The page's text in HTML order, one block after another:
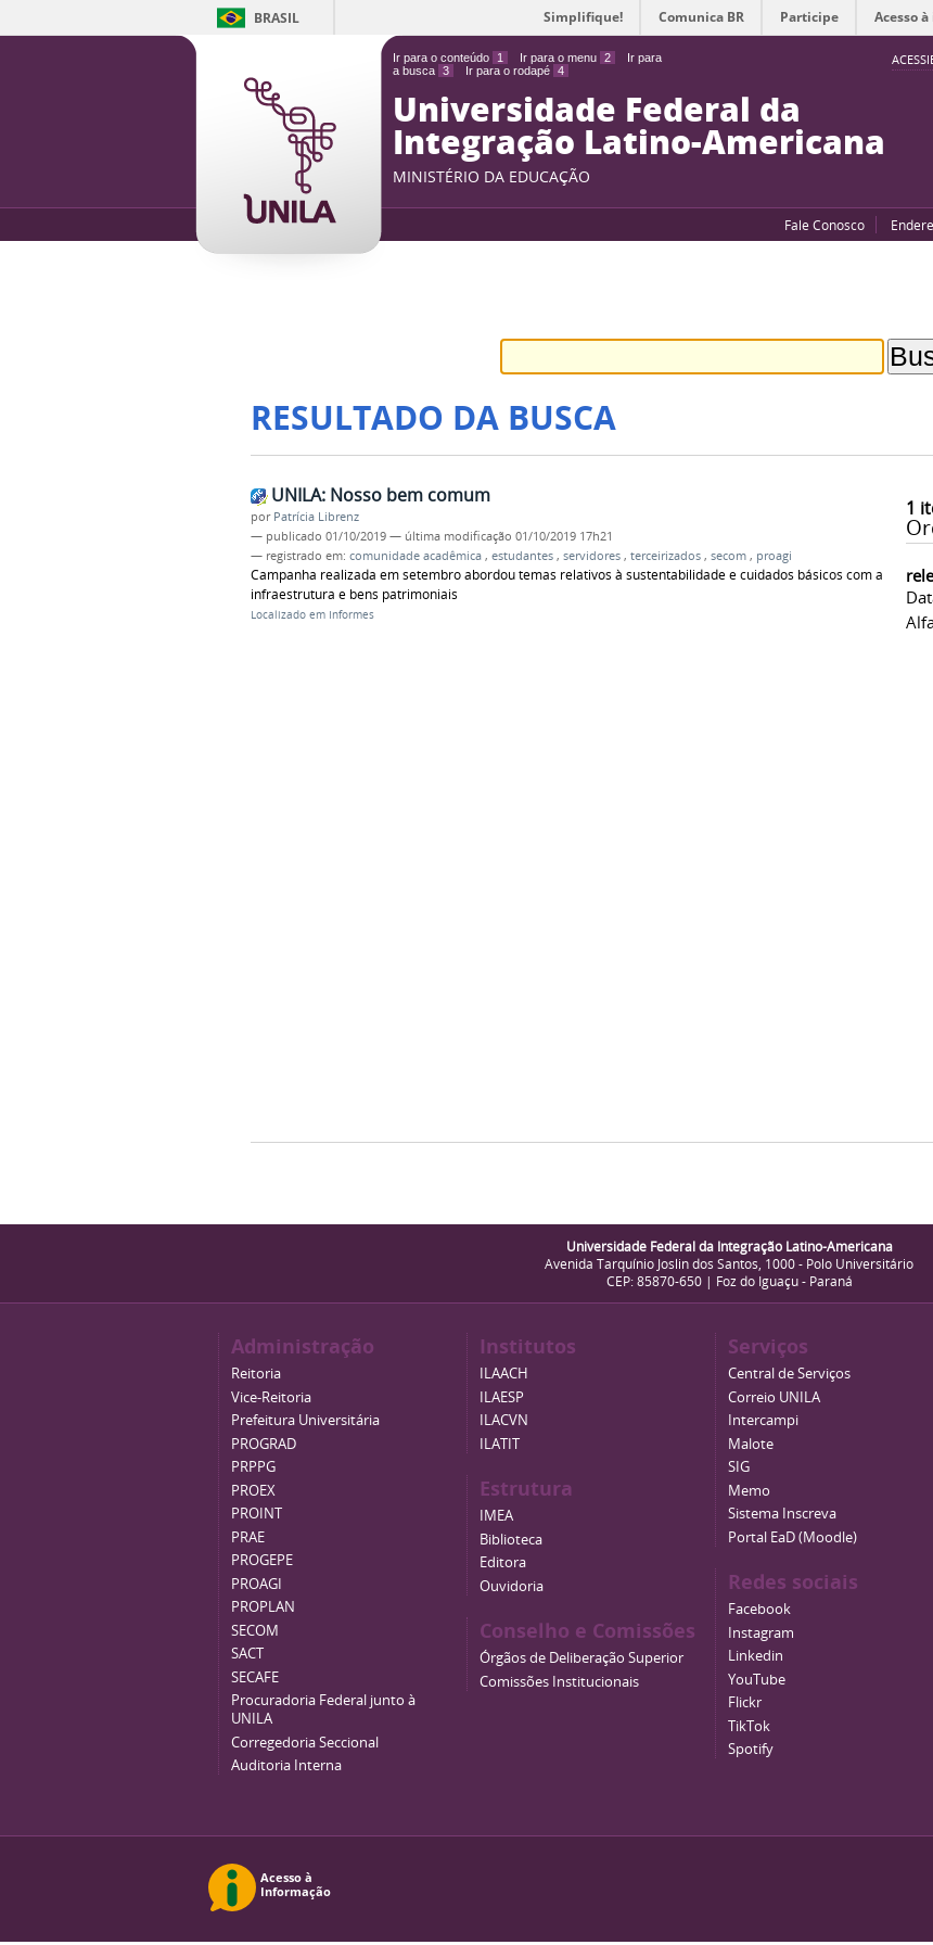
Ir para o conteúdo 1 Ir para o menu 2
Ir para
a busca 3 Ir para o rodapé 4
BRASIL Simplifique! Comunica BR Participe Acesso
Universidade Federal da
Integração Latino-Americana
MINISTÉRIO DA EDUCAÇÃO
Fale Conosco
RESULTADO DA BUSCA
1
UNILA: Nosso bem comum
por Patrícia Librenz
— publicado 01/10/2019 — última modificação 01/10/2019 17h21
— registrado em: comunidade acadêmica , estudantes , servidores , terceirizados , secom , proagi
Campanha realizada em setembro abordou temas relativos à sustentabilidade e cuidados básicos com a
infraestrutura e bens patrimoniais
Localizado em Informes
Universidade Federal da Integração Latino-Americana
Avenida Tarquínio Joslin dos Santos, 1000 - Polo Universitário
CEP: 85870-650 | Foz do Iguaçu - Paraná
Administração
Reitoria
Vice-Reitoria
Prefeitura Universitária
PROGRAD
PRPPG
PROEX
PROINT
PRAE
PROGEPE
PROAGI
PROPLAN
SECOM
SACT
SECAFE
Procuradoria Federal junto à
UNILA
Corregedoria Seccional
Auditoria Interna
Institutos
ILAACH
ILAESP
ILACVN
ILATIT
Estrutura
IMEA
Biblioteca
Editora
Ouvidoria
Conselho e Comissões
Órgãos de Deliberação Superior
Comissões Institucionais
Serviços
Central de Serviços
Correio UNILA
Intercampi
Malote
SIG
Memo
Sistema Inscreva
Portal EaD (Moodle)
Redes sociais
Facebook
Instagram
Linkedin
YouTube
Flickr
TikTok
Spotify